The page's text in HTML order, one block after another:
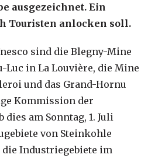
ausgezeichnet. Ein
Touristen anlocken soll.
sind die Blegny-Mine
Luc in La Louvière, die Mine
und das Grand-Hornu
Kommission der
am Sonntag, 1. Juli
von Steinkohle
Industriegebiete im